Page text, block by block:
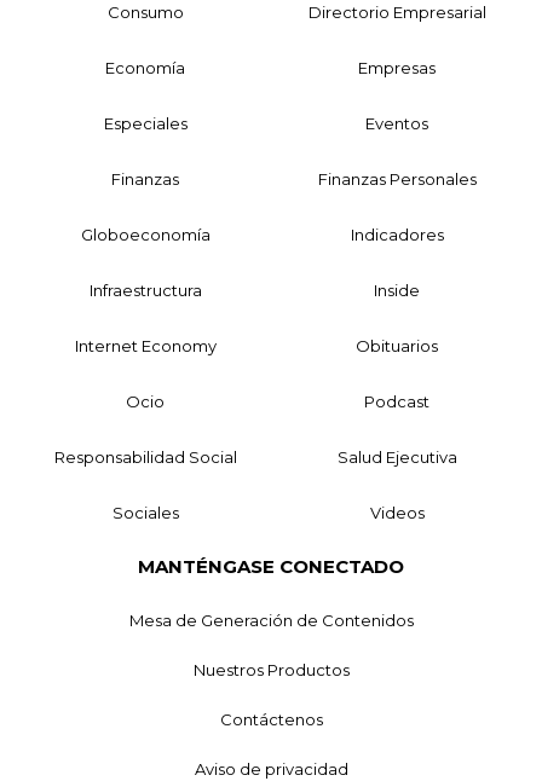
Consumo Directorio Empresarial
Economía Empresas
Especiales Eventos
Finanzas Finanzas Personales
Globoeconomía Indicadores
Infraestructura Inside
Internet Economy Obituarios
Ocio Podcast
Responsabilidad Social Salud Ejecutiva
Sociales Videos
MANTÉNGASE CONECTADO
Mesa de Generación de Contenidos
Nuestros Productos
Contáctenos
Aviso de privacidad